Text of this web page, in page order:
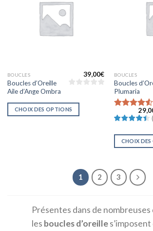
BOUCLES
Boucles d’Oreille
Aile d’Ange Ombra
39,00€
CHOIX DES OPTIONS
BOUCLES
Boucles
Plumaria
Note
(
CHOIX
1 2 3
Présentes dans de
les bouclesd’oreille